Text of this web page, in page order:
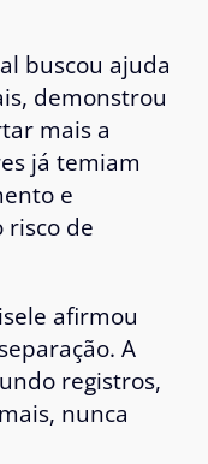
buscou ajuda
demonstrou
mais a
já temiam
e
risco de
afirmou
A
registros,
nunca